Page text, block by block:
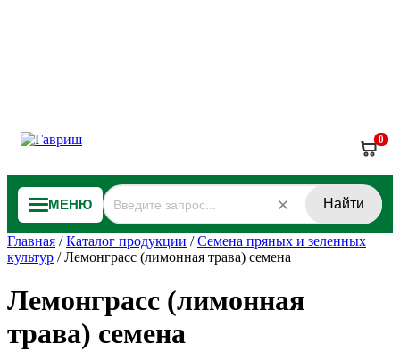
0
МЕНЮ Найти
Главная /Каталог продукции /Семена пряных и зеленных
культур /Лемонграсс (лимонная трава) семена
Лемонграсс (лимонная
трава) семена